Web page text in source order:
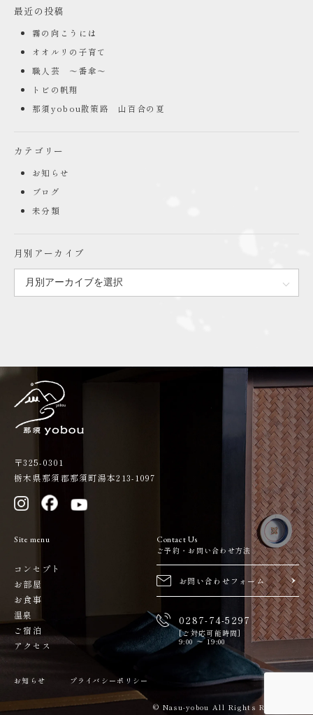
Reserve
最近の投稿
霧の向こうには
オオルリの子育て
職人芸 ～番傘～
トビの帆翔
那須yobou散策路 山百合の夏
カテゴリー
お知らせ
ブログ
未分類
月別アーカイブ
〒325-0301
栃木県那須郡那須町湯本213-1097
Site menu
コンセプト
お部屋
お食事
温泉
ご宿泊
アクセス
Contact Us
ご予約・お問い合わせ方法
お問い合わせフォーム
0287-74-5297
[ご対応可能時間]
9:00 ～ 19:00
お知らせ プライバシーポリシー
© Nasu-yobou All Rights Reserved.